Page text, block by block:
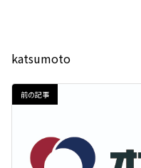
katsumoto
前の記事